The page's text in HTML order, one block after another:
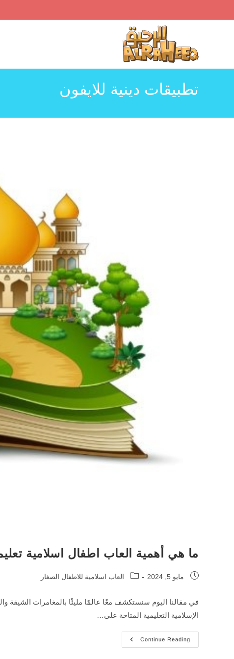
to
تطبيقات دينية للايفون
ما هي أهمية العاب اطفال اسلامية
Post
مايو 5, 2024
Post
العاب اسلامية للاطفال الصغار
في مقالنا اليوم سنستكشف معًا عالمًا مليئًا بالمغامرات الشيقة
الإسلامية التعليمية المتاحة على…
Continue Readingما
هي